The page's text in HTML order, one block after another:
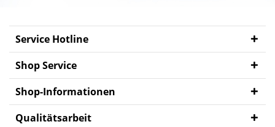
Entnahmegeräte
ZVA
MEDAP
Mobile
Gasversorgung
Service Hotline
Shop Service
Shop-Informationen
Qualitätsarbeit